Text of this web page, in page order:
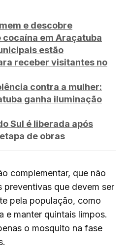
e descobre
em Araçatuba
estão
receber visitantes no
contra a mulher:
ganha iluminação
Sul é liberada após
de obras
complementar, que não
preventivas que devem ser
pela população, como
e manter quintais limpos.
o mosquito na fase